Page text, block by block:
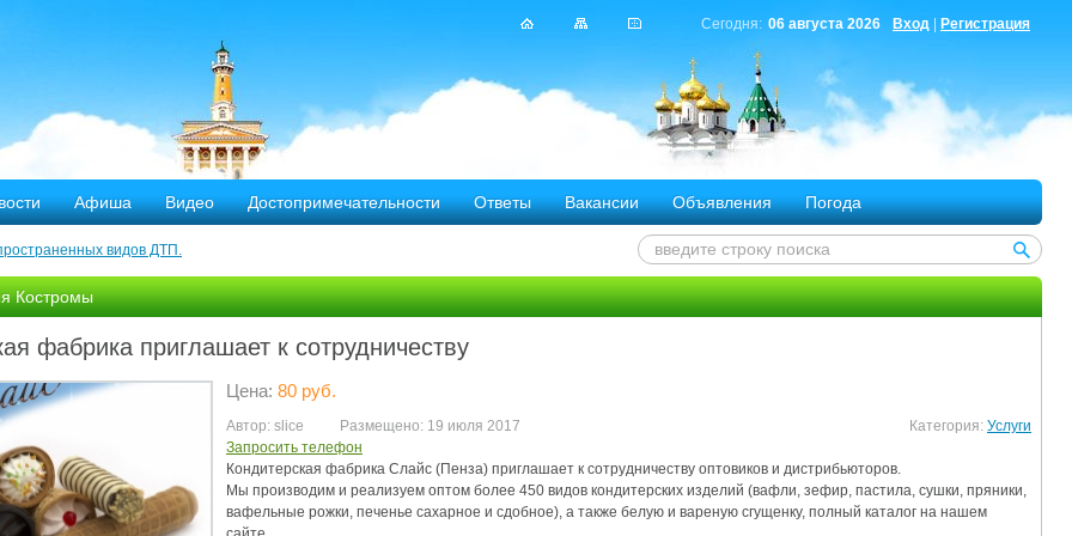
Вход Регистрация
Сегодня: 06 августа 2026
Афиша Видео Достопримечательности Ответы Вакансии Объявления Погода
видов ДТП.
дорог
аварии на Чернобыльской АЭС
в Кострому.
оштрафовано 20 человек
Костромы
фабрика приглашает к сотрудничеству
Цена: 80 руб.
Автор: slice Размещено: 19 июля 2017 Категория: Услуги
Запросить телефон
Кондитерская фабрика Слайс (Пенза) приглашает к сотрудничеству оптовиков и дистрибьюторов.
Мы производим и реализуем оптом более 450 видов кондитерских изделий (вафли, зефир, пастила, сушки, пряники,
вафельные рожки, печенье сахарное и сдобное), а также белую и вареную сгущенку, полный каталог на нашем